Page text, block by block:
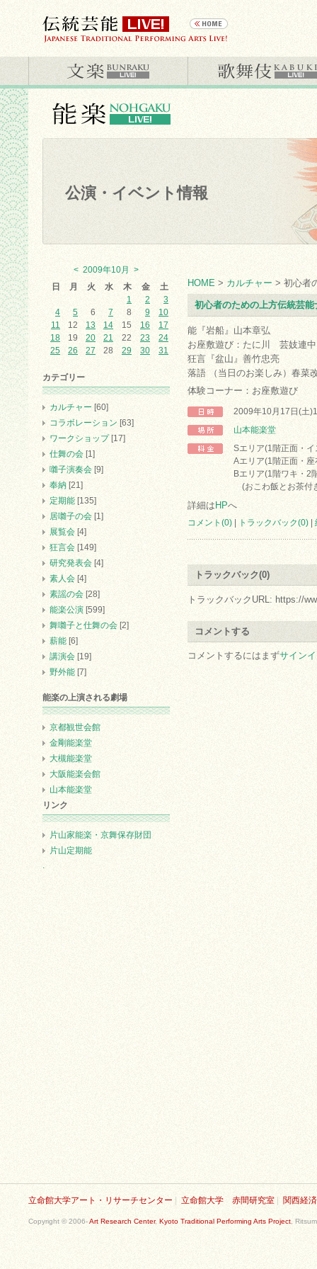
公演・イベント情報
HOME > カルチャー > 初心者
初心者のための上方伝統芸能
能『岩船』山本章弘
お座敷遊び：たに川 芸妓連中
狂言『盆山』善竹忠亮
落語 （当日のお楽しみ）春
体験コーナー：お座敷遊び
2009年10月17日(土
山本能楽堂
Sエリア(1階正面・
Aエリア(1階正面・
Bエリア(1階ワキ・2
(おこわ飯とお茶付
詳細は HPへ
コメント(0) トラックバック(0)
トラックバック(0)
トラックバックURL: https://
コメントする
コメントするにはまずサイン
< 2009年10月
>
日
月 火 水 木 金
土
1
2
3
4
5 6 7 8 9
10
11
12 13 14 15 16
17
18
19 20 21 22 23
24
25
26 27 28 29 30 31
カテゴリー
カルチャー [60]
コラボレーション [63]
ワークショップ[17]
仕舞の会 [1]
囃子演奏会 [9]
奉納 [21]
定期能 [135]
居囃子の会 [1]
展覧会 [4]
狂言会 [149]
研究発表会 [4]
素人会 [4]
素謡の会 [28]
能楽公演 [599]
舞囃子と仕舞の会 [2]
薪能 [6]
講演会 [19]
野外能 [7]
能楽の上演される劇場
京都観世会館
金剛能楽堂
大槻能楽堂
大阪能楽会館
山本能楽堂
リンク
片山家能楽・京舞保存財団
片山定期能
.
立命館大学アート・リサーチセンター 立命館大学 赤間研究室 関西経
Copyright © 2006-Art Research Center, Kyoto Traditional Performing Arts Project ,